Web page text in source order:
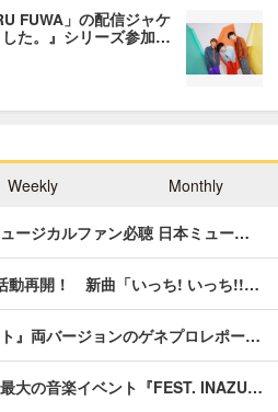
FUWA」の配信ジャケ
た。』シリーズ参加…
Weekly Monthly
ージカルファン必聴 日本ミュー…
動再開！ 新曲「いっち! いっち!!…
』両バージョンのゲネプロレポー…
大の音楽イベント『FEST. INAZU…